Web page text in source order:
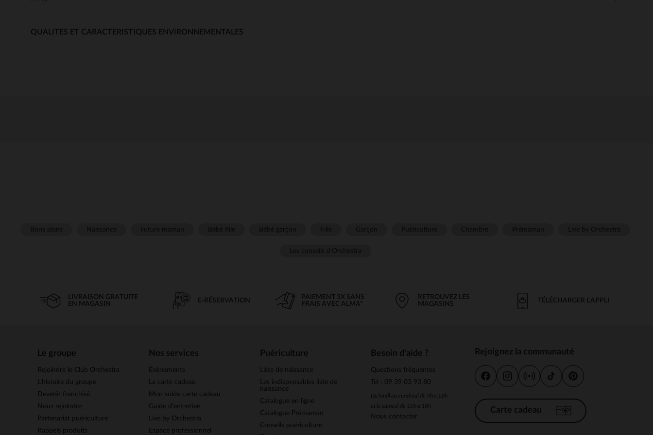
QUALITES ET CARACTERISTIQUES ENVIRONNEMENTALES
LIVRAISON GRATUITE
EN MAGASIN
E-RÉSERVATION
PAIEMENT 3X SANS
FRAIS AVEC ALMA*
RETROUVEZ LES
MAGASINS
TÉLÉCHARGER L'APPLI
Le groupe
Rejoindre le Club Orchestra
L’histoire du groupe
Devenir franchisé
Nous rejoindre
Partenariat puériculture
Rappels produits
Nos services
Évènements
La carte cadeau
Mon solde carte cadeau
Guide d'entretien
Live by Orchestra
Espace professionnel
Puériculture
Liste de naissance
Les indispensables liste de
naissance
Catalogue en ligne
Catalogue Prémaman
Conseils puériculture
Besoin d'aide ?
Questions fréquentes
Tel : 09 39 03 93 80
Du lundi au vendredi de 9h à 18h
et le samedi de 10h à 18h
Nous contacter
Rejoignez la communauté
Carte cadeau